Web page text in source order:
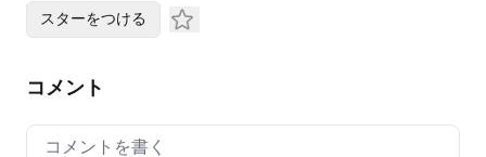
スターをつける
コメント
Your comment